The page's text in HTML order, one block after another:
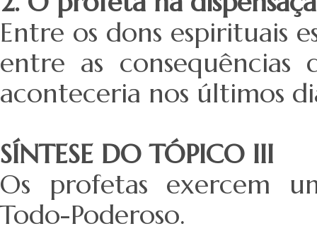
Entre os dons espirituais
entre as
aconteceria nos últimos
SÍNTESE DO TÓPICO III
Os profetas exercem
Todo-Poderoso.